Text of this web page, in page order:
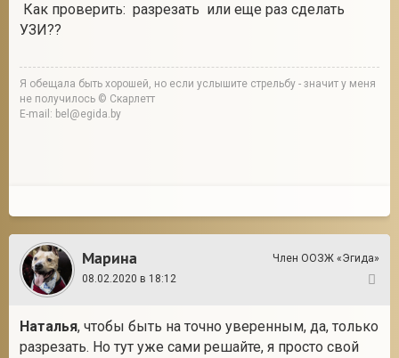
Как проверить: разрезать или еще раз сделать
УЗИ??
Я обещала быть хорошей, но если услышите стрельбу - значит у меня
не получилось © Скарлетт
E-mail: bel@egida.by
Марина
Член ООЗЖ «Эгида»
08.02.2020 в 18:12
Наталья, чтобы быть на точно уверенным, да, только
разрезать. Но тут уже сами решайте, я просто свой